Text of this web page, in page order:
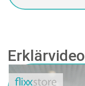
Erklärvideo